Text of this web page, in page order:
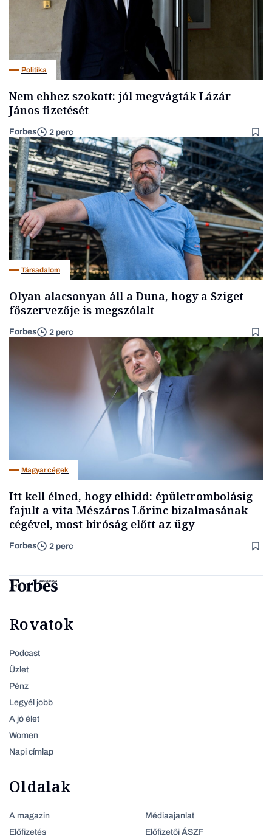
Politika
Nem ehhez szokott: jól megvágták Lázár
János fizetését
Forbes 2 perc
Társadalom
Olyan alacsonyan áll a Duna, hogy a Sziget
főszervezője is megszólalt
Forbes 2 perc
Magyar cégek
Itt kell élned, hogy elhidd: épületrombolásig
fajult a vita Mészáros Lőrinc bizalmasának
cégével, most bíróság előtt az ügy
Forbes 2 perc
Rovatok
Podcast
Üzlet
Pénz
Legyél jobb
A jó élet
Women
Napi címlap
Oldalak
A magazin
Előfizetés
Médiaajanlat
Előfizetői ÁSZF